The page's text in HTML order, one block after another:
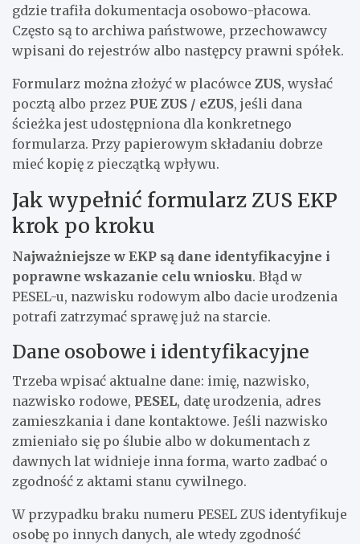
gdzie trafiła dokumentacja osobowo-płacowa.
Często są to archiwa państwowe, przechowawcy
wpisani do rejestrów albo następcy prawni spółek.
Formularz można złożyć w placówce ZUS, wysłać
pocztą albo przez PUE ZUS / eZUS, jeśli dana
ścieżka jest udostępniona dla konkretnego
formularza. Przy papierowym składaniu dobrze
mieć kopię z pieczątką wpływu.
Jak wypełnić formularz ZUS EKP
krok po kroku
Najważniejsze w EKP są dane identyfikacyjne i
poprawne wskazanie celu wniosku. Błąd w
PESEL-u, nazwisku rodowym albo dacie urodzenia
potrafi zatrzymać sprawę już na starcie.
Dane osobowe i identyfikacyjne
Trzeba wpisać aktualne dane: imię, nazwisko,
nazwisko rodowe, PESEL, datę urodzenia, adres
zamieszkania i dane kontaktowe. Jeśli nazwisko
zmieniało się po ślubie albo w dokumentach z
dawnych lat widnieje inna forma, warto zadbać o
zgodność z aktami stanu cywilnego.
W przypadku braku numeru PESEL ZUS identyfikuje
osobę po innych danych, ale wtedy zgodność